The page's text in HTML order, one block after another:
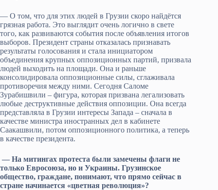
— О том, что для этих людей в Грузии скоро найдётся
грязная работа. Это выглядит очень логично в свете
того, как развиваются события после объявления итогов
выборов. Президент страны отказалась признавать
результаты голосования и стала инициатором
объединения крупных оппозиционных партий, призвала
людей выходить на площади. Она и раньше
консолидировала оппозиционные силы, сглаживала
противоречия между ними. Сегодня Саломе
Зурабишвили – фигура, которая призвана легализовать
любые деструктивные действия оппозиции. Она всегда
представляла в Грузии интересы Запада – сначала в
качестве министра иностранных дел в кабинете
Саакашвили, потом оппозиционного политика, а теперь
в качестве президента.
— На митингах протеста были замечены флаги не
только Евросоюза, но и Украины. Грузинское
общество, граждане, понимают, что прямо сейчас в
стране начинается «цветная революция»?